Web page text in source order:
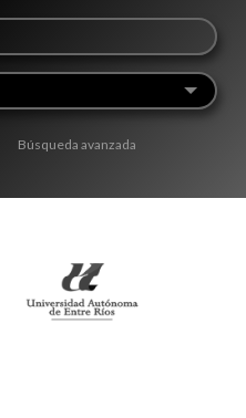
Búsqueda avanzada